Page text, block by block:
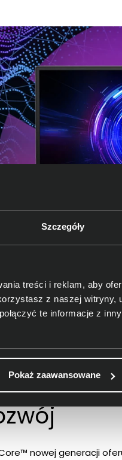
Szczegóły
treści i reklam, aby
z naszej witryny,
te informacje z
Pokaż zaawansowane
nowej generacji